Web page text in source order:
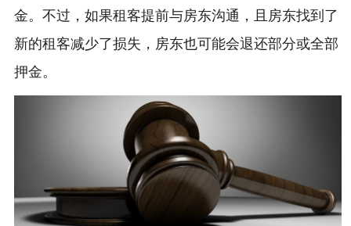
金。不过，如果租客提前与房东沟通，且房东找到了
新的租客减少了损失，房东也可能会退还部分或全部
押金。